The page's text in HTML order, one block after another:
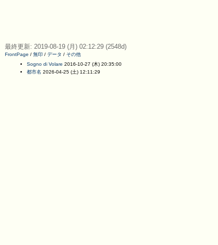
最終更新: 2019-08-19 (月) 02:12:29 (2548d)
FrontPage / 無印 / データ / その他
Sogno di Volare 2016-10-27 (木) 20:35:00
都市名 2026-04-25 (土) 12:11:29